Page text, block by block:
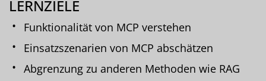
LERNZIELE
Funktionalität von MCP verstehen
Einsatzszenarien von MCP abschätzen
Abgrenzung zu anderen Methoden wie RAG